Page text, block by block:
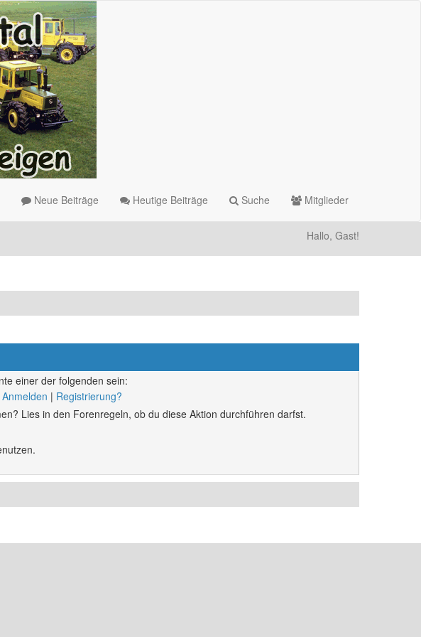
Neue Beiträge Heutige Beiträge Suche Mitglieder
Hallo, Gast!
einer der folgenden sein:
Anmelden | Registrierung?
Lies in den Forenregeln, ob du diese Aktion durchführen darfst.